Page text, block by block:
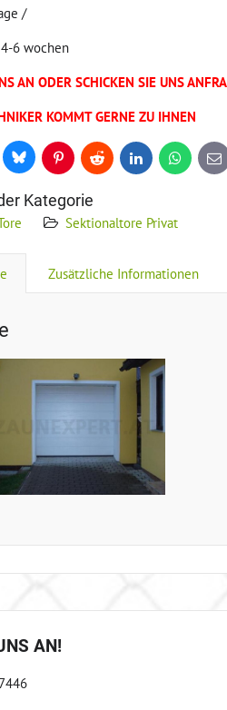
/
6 wochen
AN ODER SCHICKEN SIE UNS
KOMMT GERNE ZU IHNEN
BlueskyPinterestReddit LinkedInWhatsApp
E-
mail
Kategorie
Sektionaltore Privat
Zusätzliche Informationen
AN!